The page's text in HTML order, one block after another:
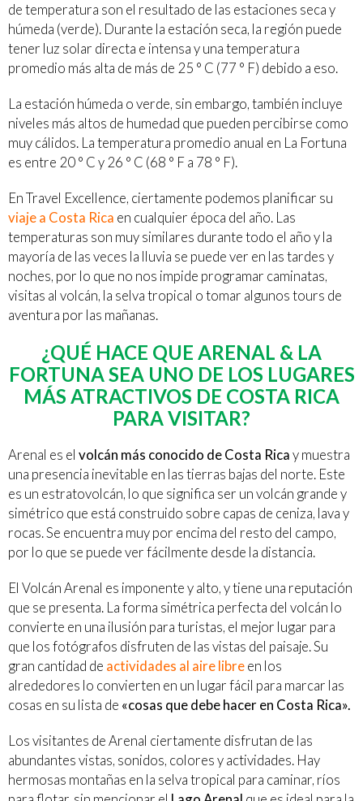
de temperatura son el resultado de las estaciones seca y
húmeda (verde). Durante la estación seca, la región puede
tener luz solar directa e intensa y una temperatura
promedio más alta de más de 25 ° C (77 ° F) debido a eso.
La estación húmeda o verde, sin embargo, también incluye
niveles más altos de humedad que pueden percibirse como
muy cálidos. La temperatura promedio anual en La Fortuna
es entre 20 ° C y 26 ° C (68 ° F a 78 ° F).
En Travel Excellence, ciertamente podemos planificar su
viaje a Costa Rica en cualquier época del año. Las
temperaturas son muy similares durante todo el año y la
mayoría de las veces la lluvia se puede ver en las tardes y
noches, por lo que no nos impide programar caminatas,
visitas al volcán, la selva tropical o tomar algunos tours de
aventura por las mañanas.
¿QUÉ HACE QUE ARENAL & LA
FORTUNA SEA UNO DE LOS LUGARES
MÁS ATRACTIVOS DE COSTA RICA
PARA VISITAR?
Arenal es el volcán más conocido de Costa Ricay muestra
una presencia inevitable en las tierras bajas del norte. Este
es un estratovolcán, lo que significa ser un volcán grande y
simétrico que está construido sobre capas de ceniza, lava y
rocas. Se encuentra muy por encima del resto del campo,
por lo que se puede ver fácilmente desde la distancia.
El Volcán Arenal es imponente y alto, y tiene una reputación
que se presenta. La forma simétrica perfecta del volcán lo
convierte en una ilusión para turistas, el mejor lugar para
que los fotógrafos disfruten de las vistas del paisaje. Su
gran cantidad de actividades al aire libreen los
alrededores lo convierten en un lugar fácil para marcar las
cosas en su lista de «cosas que debe hacer en Costa Rica».
Los visitantes de Arenal ciertamente disfrutan de las
abundantes vistas, sonidos, colores y actividades. Hay
hermosas montañas en la selva tropical para caminar, ríos